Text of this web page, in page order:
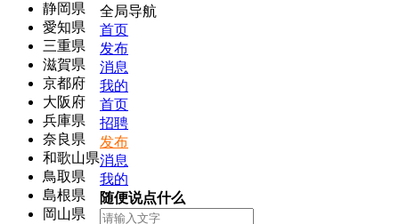
静岡県
愛知県
三重県
滋賀県
京都府
大阪府
兵庫県
奈良県
和歌山県
鳥取県
島根県
岡山県
全局导航
首页
发布
消息
我的
首页
招聘
发布
消息
我的
随便说点什么